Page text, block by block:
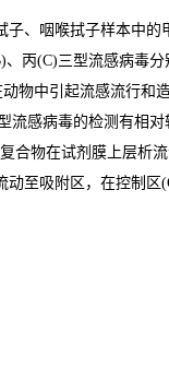
咽喉拭子样本中的
丙(C)三型流感病毒
物中引起流感流行和
感病毒的检测有相对
物在试剂膜上层析
至吸附区，在控制